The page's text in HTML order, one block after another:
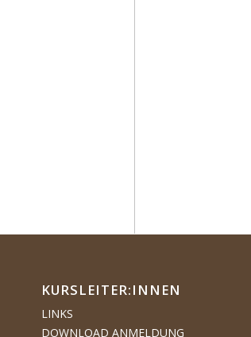
KURSLEITER:INNEN
LINKS
DOWNLOAD ANMELDUNG